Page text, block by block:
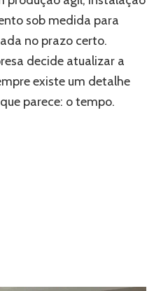
sob medida para
no prazo certo.
decide atualizar a
existe um detalhe
parece: o tempo.